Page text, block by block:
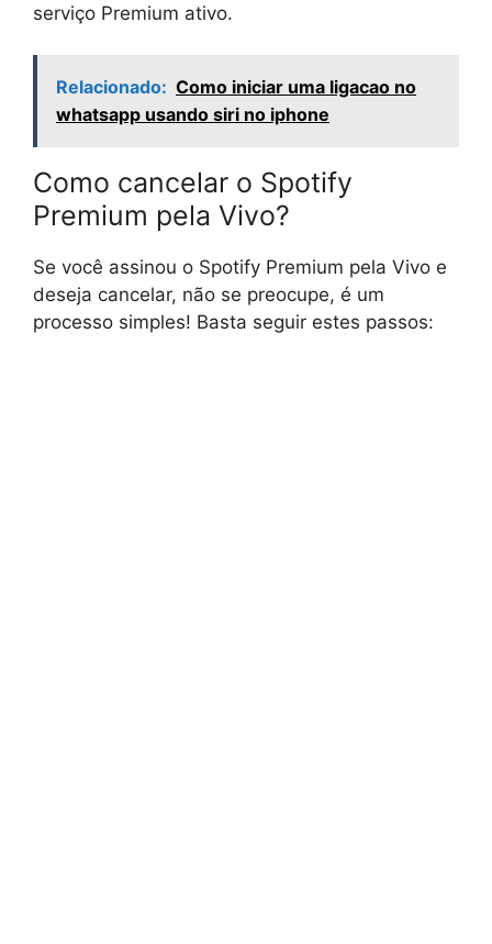
serviço Premium ativo.
Relacionado: Como iniciar uma ligacao no
whatsapp usando siri no iphone
Como cancelar o Spotify
Premium pela Vivo?
Se você assinou o Spotify Premium pela Vivo e
deseja cancelar, não se preocupe, é um
processo simples! Basta seguir estes passos: